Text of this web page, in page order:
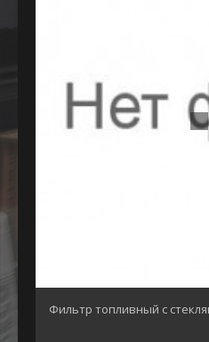
Фильтр топливный с